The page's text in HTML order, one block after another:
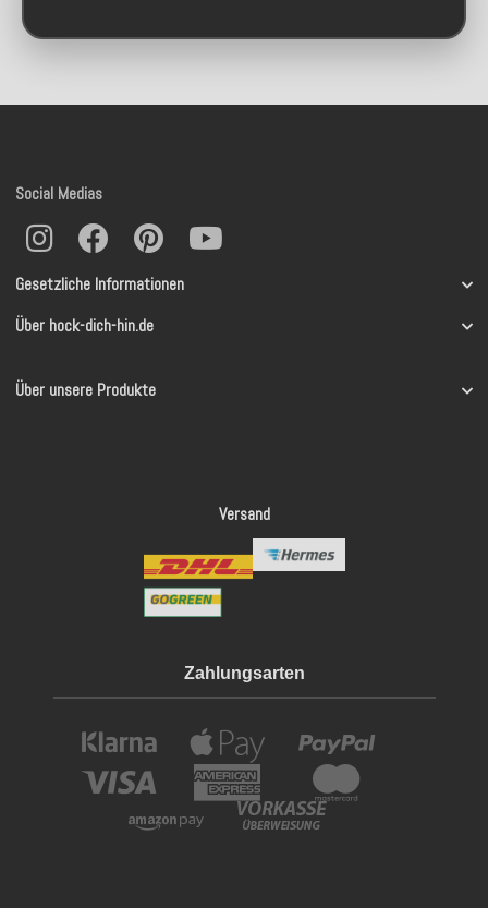
Gesetzliche Informationen
Über hock-dich-hin.de
Über unsere Produkte
Social Medias
Versand
Zahlungsarten